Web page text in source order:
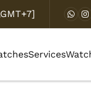
Services